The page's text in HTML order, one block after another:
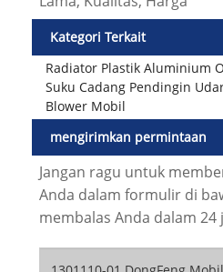
Kategori Terkait
Radiator Plastik Aluminium
Suku Cadang Pendingin
Blower Mobil
mengirimkan permintaan
Jangan ragu untuk
Anda dalam formulir di
membalas Anda dalam 24